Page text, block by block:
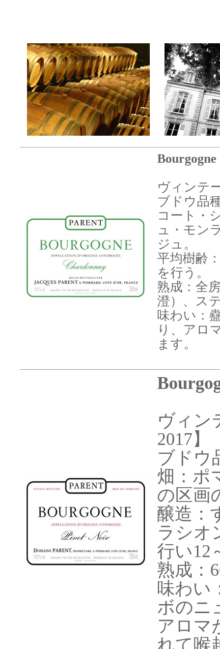
ヴィンテ
ブドウ品
コート・
ュ・モン
ジュ。
平均樹齢
を行う。
熟成：全
澄）、ス
味わい：
り、アロ
ます。
ヴィン
2017 】
ブドウ
畑：ポ
の区画
醸造：
ラシオ
行い12
熟成
味わい
ボのニ
アロマ
れて喉